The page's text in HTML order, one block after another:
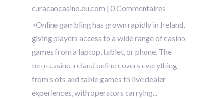
curacaocasino.eu.com | 0 Commentaires
>Online gambling has grown rapidly in Ireland,
giving players access to a wide range of casino
games from a laptop, tablet, or phone. The
term casino ireland online covers everything
from slots and table games to live dealer
experiences, with operators carrying...